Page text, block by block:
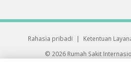
Rahasia pribadi | Ketentuan
© 2026 Rumah Sakit